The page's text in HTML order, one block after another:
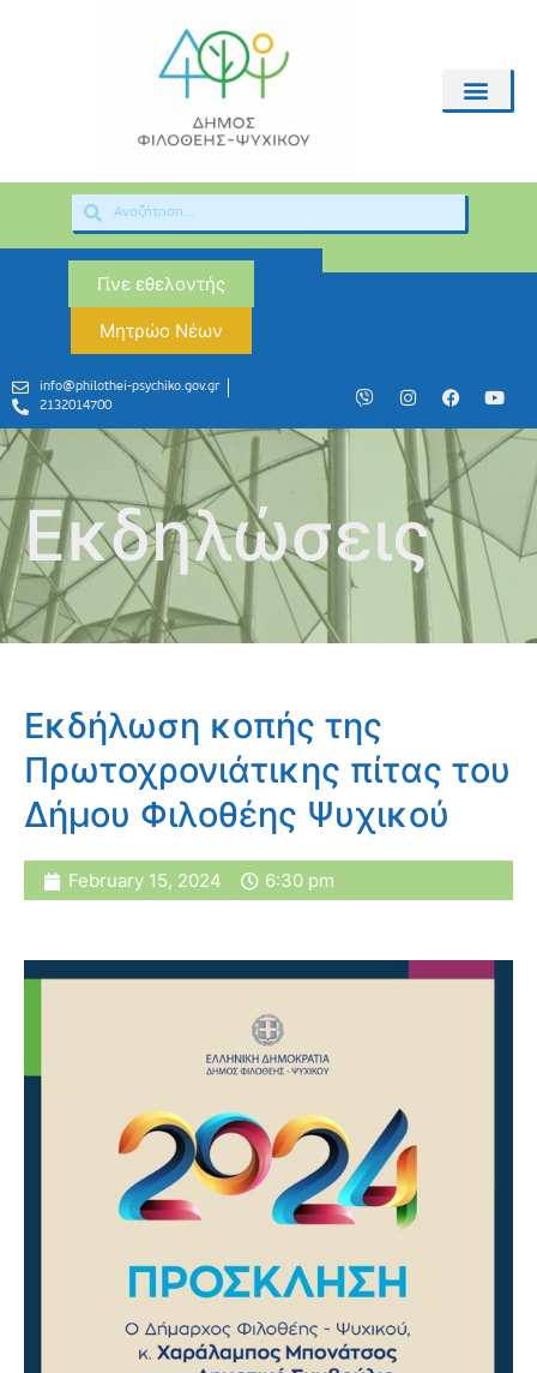
Γίνε εθελοντής
Μητρώο Νέων
info@philothei-psychiko.gov.gr
2132014700
Εκδηλώσεις
Εκδήλωση κοπής της
Πρωτοχρονιάτικης πίτας του
Δήμου Φιλοθέης Ψυχικού
February 15, 2024 6:30 pm